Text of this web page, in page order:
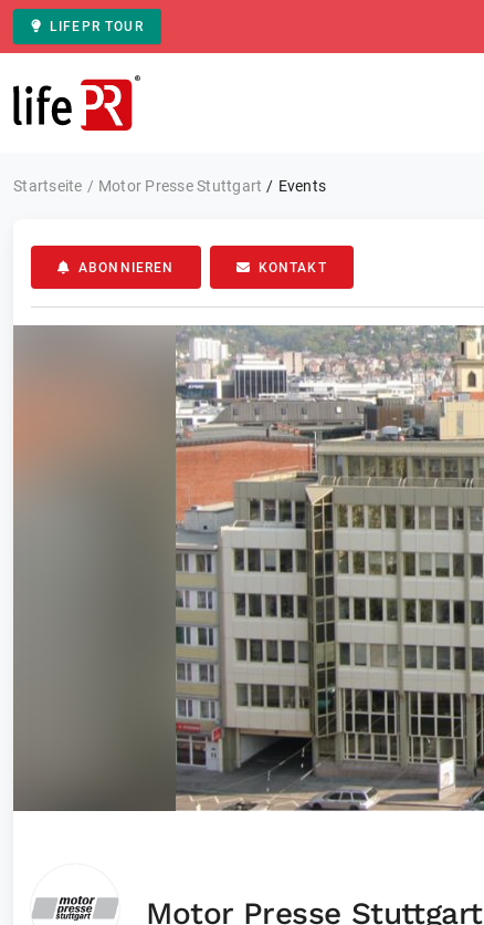
LIFEPR TOUR
Zur Startseite
Startseite Motor Presse Stuttgart Events
ABONNIEREN KONTAKT
Motor Presse Stuttgart